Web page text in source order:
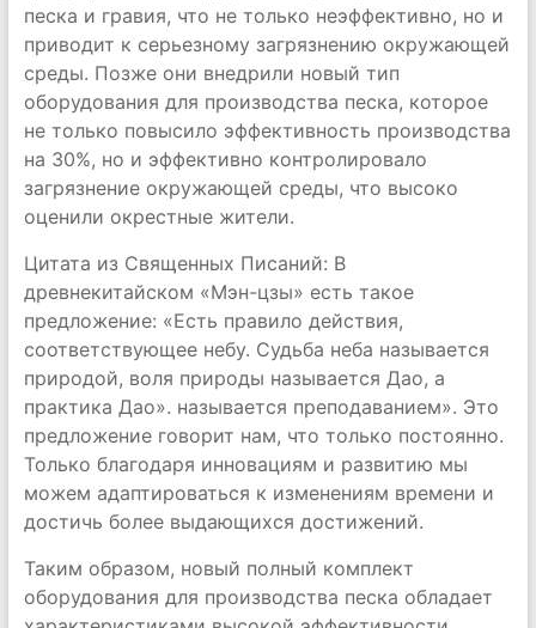
песка и гравия, что не только неэффективно, но и
приводит к серьезному загрязнению окружающей
среды. Позже они внедрили новый тип
оборудования для производства песка, которое
не только повысило эффективность производства
на 30%, но и эффективно контролировало
загрязнение окружающей среды, что высоко
оценили окрестные жители.
Цитата из Священных Писаний: В
древнекитайском «Мэн-цзы» есть такое
предложение: «Есть правило действия,
соответствующее небу. Судьба неба называется
природой, воля природы называется Дао, а
практика Дао». называется преподаванием». Это
предложение говорит нам, что только постоянно.
Только благодаря инновациям и развитию мы
можем адаптироваться к изменениям времени и
достичь более выдающихся достижений.
Таким образом, новый полный комплект
оборудования для производства песка обладает